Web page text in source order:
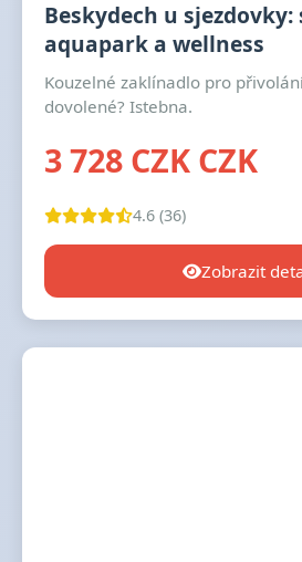
Beskydech u sjezdovky:
aquapark a wellness
Kouzelné zaklínadlo pro
dovolené? Istebna.
3 728 CZK CZK
4.6 (36)
Zobrazit